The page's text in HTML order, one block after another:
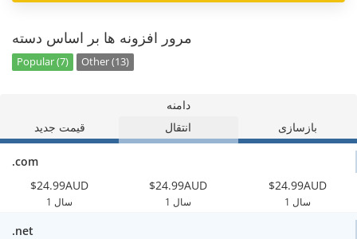
مرور افزونه ها بر اساس دسته
Popular (7) Other (13)
دامنه
قیمت جدید
انتقال بازسازی
.com
$24.99AUD
1 سال
$24.99AUD
1 سال
$24.99AUD
1 سال
.net